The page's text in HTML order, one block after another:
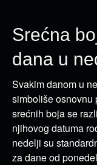
Srećna
dana u
Svakim danom u
simboliše osnovnu
srećnih boja se
njihovog datuma
nedelji su
za dane od